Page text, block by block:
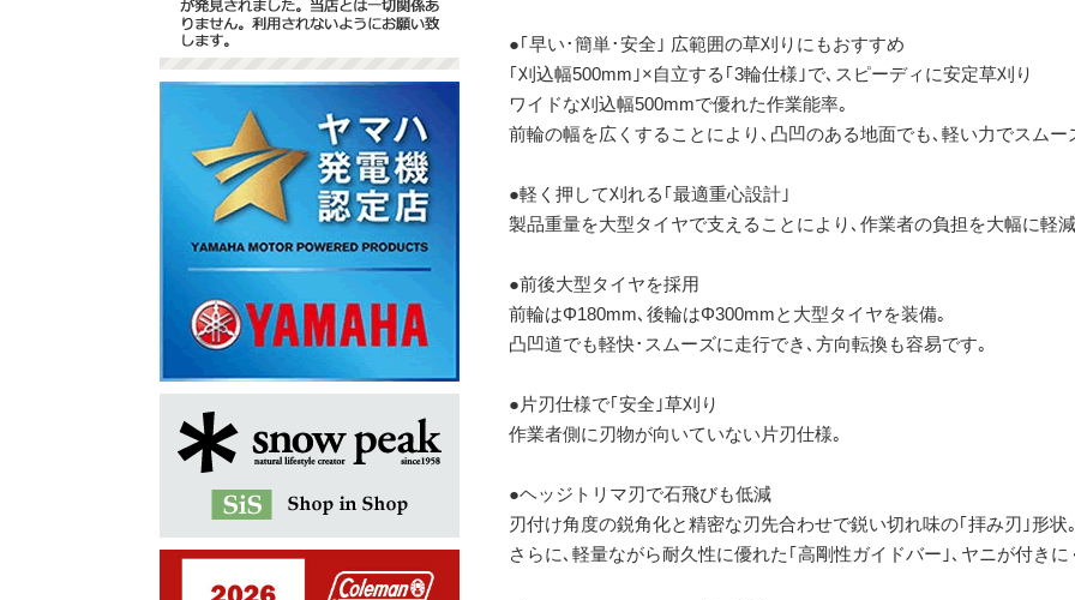
●｢早い･簡単･安全｣ 広範囲の草刈りにもおすすめ
｢刈込幅500mm｣×自立する｢3輪仕様｣で､スピーディに安定草刈り
ワイドな刈込幅500mmで優れた作業能率｡
前輪の幅を広くすることにより､凸凹のある地面でも､軽い力でスムー
●軽く押して刈れる｢最適重心設計｣
製品重量を大型タイヤで支えることにより､作業者の負担を大幅に軽
●前後大型タイヤを採用
前輪はΦ180mm､後輪はΦ300mmと大型タイヤを装備｡
凸凹道でも軽快･スムーズに走行でき､方向転換も容易です｡
●片刃仕様で｢安全｣草刈り
作業者側に刃物が向いていない片刃仕様｡
●ヘッジトリマ刃で石飛びも低減
刃付け角度の鋭角化と精密な刃先合わせで鋭い切れ味の｢拝み刃｣形状
さらに､軽量ながら耐久性に優れた｢高剛性ガイドバー｣､ヤニが付き